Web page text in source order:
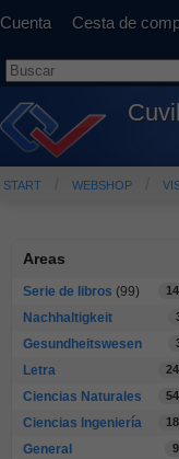
Cuenta Cesta de
START WEBSHOP
Areas
Serie de libros (99)
Nachhaltigkeit
Gesundheitswesen
Letra
Ciencias Naturales
Ciencias Ingeniería
General